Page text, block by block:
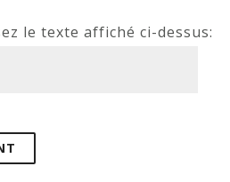
le texte affiché ci-dessus: